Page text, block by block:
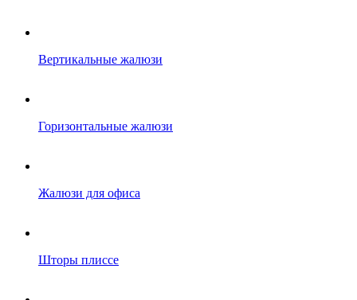
Вертикальные жалюзи
Горизонтальные жалюзи
Жалюзи для офиса
Шторы плиссе